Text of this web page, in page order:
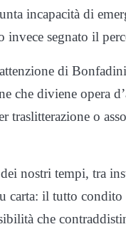
incapacità di
segnato il
di
che diviene opera
o
nostri tempi, tra
carta: il tutto
che